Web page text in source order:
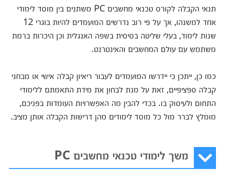
תנאי הקבלה לקורס טכנאי מחשבים PC משתנים בין מוסד לימודי
אחד למשנהו, אך על פי רוב נדרשים המועמדים להיות בוגרי 12
שנות לימוד, בעלי שליטה בסיסית בשפה האנגלית וכן היכרות ברמת
משתמש עם עולם המחשבים והאינטרנט.
כמו כן, ייתכן כי יידרשו המועמדים לעבור ריאיון קבלה אישי או מבחני
קבלה ספציפיים, זאת על מנת לבחון את מידת התאמתם ללימודי
התחום ולעיסוק בו. בכדי להבין מה האפשרויות העומדות בפניכם,
מומלץ לברר מול כל מוסד לימודים מהן דרישות הקבלה אותן מציב.
משך לימודי טכנאי מחשבים PC